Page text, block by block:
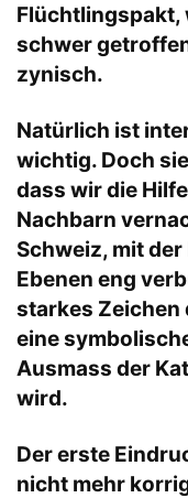
Flüchtlingspakt,
schwer
zynisch.
Natürlich ist
wichtig. Doch
dass wir die
Nachbarn
Schweiz, mit
Ebenen eng
starkes Zeichen
eine
Ausmass der
wird.
Der erste
nicht mehr